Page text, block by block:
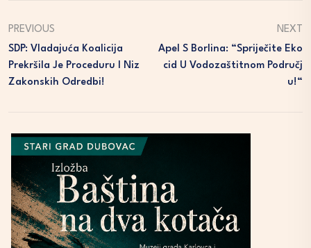
PREVIOUS
SDP: Vladajuća Koalicija
Prekršila Je Proceduru I Niz
Zakonskih Odredbi!
NEXT
Apel S Borlina: “Spriječite Eko
Cid U Vodozaštitnom Područj
U!“